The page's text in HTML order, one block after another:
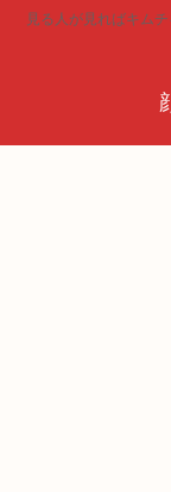
見る人が見ればキム